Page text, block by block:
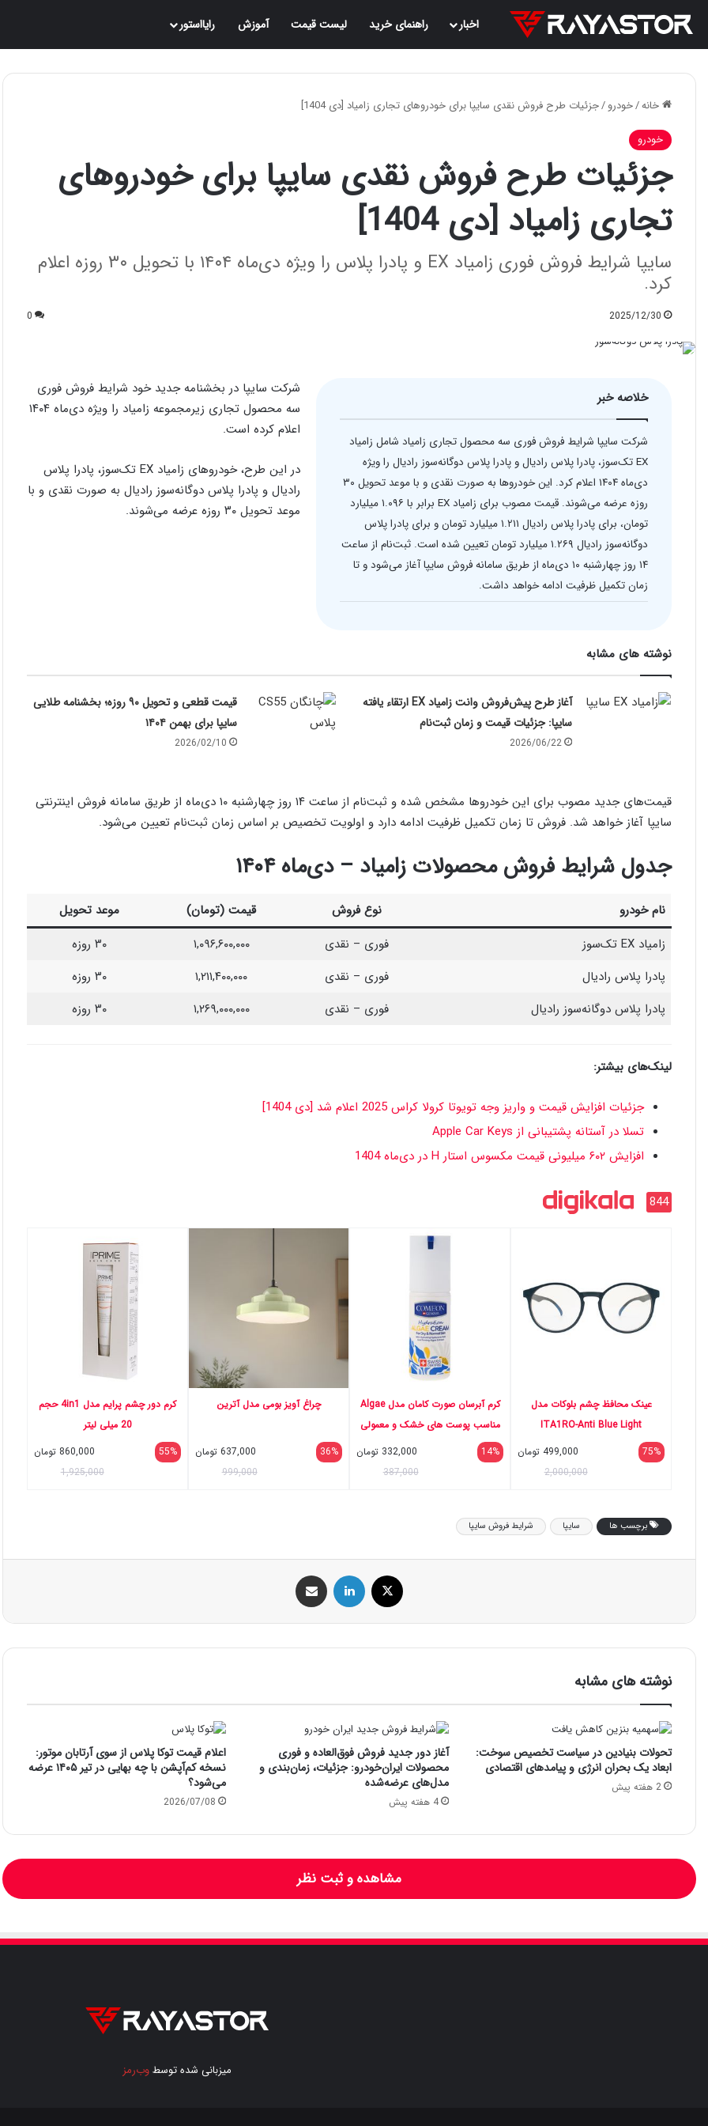
اخبار راهنمای خرید لیست قیمت آموزش رایااستور
خانه/خودرو/جزئیات طرح فروش نقدی سایپا برای خودروهای تجاری زامیاد [دی 1404]
خودرو
جزئیات طرح فروش نقدی سایپا برای خودروهای
تجاری زامیاد [دی 1404]
سایپا شرایط فروش فوری زامیاد EX و پادرا پلاس را ویژه دی‌ماه ۱۴۰۴ با تحویل ۳۰ روزه اعلام
کرد.
2025/12/30
0
خلاصه خبر
شرکت سایپا شرایط فروش فوری سه محصول تجاری زامیاد شامل زامیاد
EX تک‌سوز، پادرا پلاس رادیال و پادرا پلاس دوگانه‌سوز رادیال را ویژه
دی‌ماه ۱۴۰۴ اعلام کرد. این خودروها به صورت نقدی و با موعد تحویل ۳۰
روزه عرضه می‌شوند. قیمت مصوب برای زامیاد EX برابر با ۱.۰۹۶ میلیارد
تومان، برای پادرا پلاس رادیال ۱.۲۱۱ میلیارد تومان و برای پادرا پلاس
دوگانه‌سوز رادیال ۱.۲۶۹ میلیارد تومان تعیین شده است. ثبت‌نام از ساعت
۱۴ روز چهارشنبه ۱۰ دی‌ماه از طریق سامانه فروش سایپا آغاز می‌شود و تا
زمان تکمیل ظرفیت ادامه خواهد داشت.
شرکت سایپا در بخشنامه جدید خود شرایط فروش فوری
سه محصول تجاری زیرمجموعه زامیاد را ویژه دی‌ماه ۱۴۰۴
اعلام کرده است.
در این طرح، خودروهای زامیاد EX تک‌سوز، پادرا پلاس
رادیال و پادرا پلاس دوگانه‌سوز رادیال به صورت نقدی و با
موعد تحویل ۳۰ روزه عرضه می‌شوند.
نوشته های مشابه
آغاز طرح پیش‌فروش وانت زامیاد EX ارتقاء یافته
سایپا: جزئیات قیمت و زمان ثبت‌نام
2026/06/22
قیمت قطعی و تحویل ۹۰ روزه؛ بخشنامه طلایی
سایپا برای بهمن ۱۴۰۴
2026/02/10
قیمت‌های جدید مصوب برای این خودروها مشخص شده و ثبت‌نام از ساعت ۱۴ روز چهارشنبه ۱۰ دی‌ماه از طریق سامانه فروش اینترنتی
سایپا آغاز خواهد شد. فروش تا زمان تکمیل ظرفیت ادامه دارد و اولویت تخصیص بر اساس زمان ثبت‌نام تعیین می‌شود.
جدول شرایط فروش محصولات زامیاد – دی‌ماه ۱۴۰۴
نام خودرو نوع فروش قیمت (تومان)
موعد تحویل
زامیاد EX تک‌سوز
فوری – نقدی ۱,۰۹۶,۶۰۰,۰۰۰
۳۰ روزه
پادرا پلاس رادیال
فوری – نقدی ۱,۲۱۱,۴۰۰,۰۰۰
۳۰ روزه
پادرا پلاس دوگانه‌سوز رادیال
فوری – نقدی ۱,۲۶۹,۰۰۰,۰۰۰ ۳۰ روزه
لینک‌های بیشتر:
جزئیات افزایش قیمت و واریز وجه تویوتا کرولا کراس 2025 اعلام شد [دی 1404]
تسلا در آستانه پشتیبانی از Apple Car Keys
افزایش ۶۰۲ میلیونی قیمت مکسوس استار H در دی‌ماه 1404
844
عینک محافظ چشم بلوکات مدل
ITA1RO-Anti Blue Light
75%
499,000 تومان
2,000,000
کرم آبرسان صورت کامان مدل Algae
مناسب پوست های خشک و معمولی
14%
332,000 تومان
387,000
چراغ آویز بومی مدل آترین
36%
637,000 تومان
999,000
کرم دور چشم پرایم مدل 4in1 حجم
20 میلی لیتر
55%
860,000 تومان
1,925,000
برچسب ها سایپا شرایط فروش سایپا
ایکس لینکداین
نوشته های مشابه
تحولات بنیادین در سیاست تخصیص سوخت:
ابعاد یک بحران انرژی و پیامدهای اقتصادی
2 هفته پیش
آغاز دور جدید فروش فوق‌العاده و فوری
محصولات ایران‌خودرو: جزئیات، زمان‌بندی و
مدل‌های عرضه‌شده
4 هفته پیش
اعلام قیمت توکا پلاس از سوی آرتابان موتور:
نسخه کم‌آپشن با چه بهایی در تیر ۱۴۰۵ عرضه
می‌شود؟
2026/07/08
مشاهده و ثبت نظر
میزبانی شده توسطوب‌رمز